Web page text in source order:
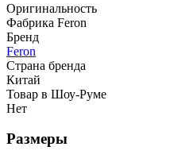
Оригинальность
Фабрика Feron
Бренд
Feron
Страна бренда
Китай
Товар в Шоу-Руме
Нет
Размеры